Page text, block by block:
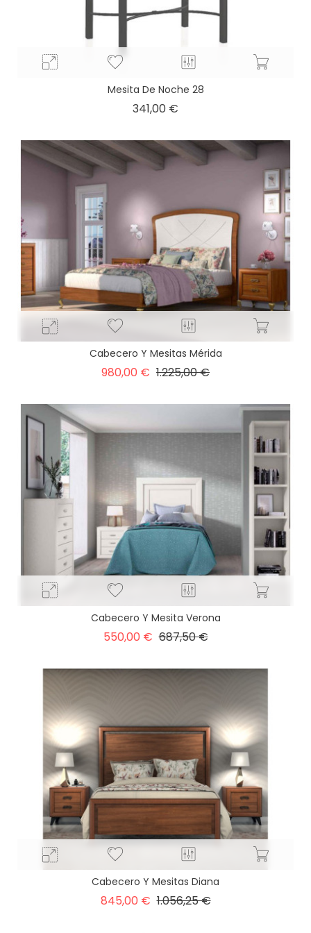
Mesita De Noche 28
341,00 €
Cabecero Y Mesitas Mérida
980,00 € Precio
1.225,00 €Precio
Cabecero Y Mesita Verona
550,00 € Precio
687,50 €Precio
Cabecero Y Mesitas Diana
845,00 € Precio
1.056,25 €Precio